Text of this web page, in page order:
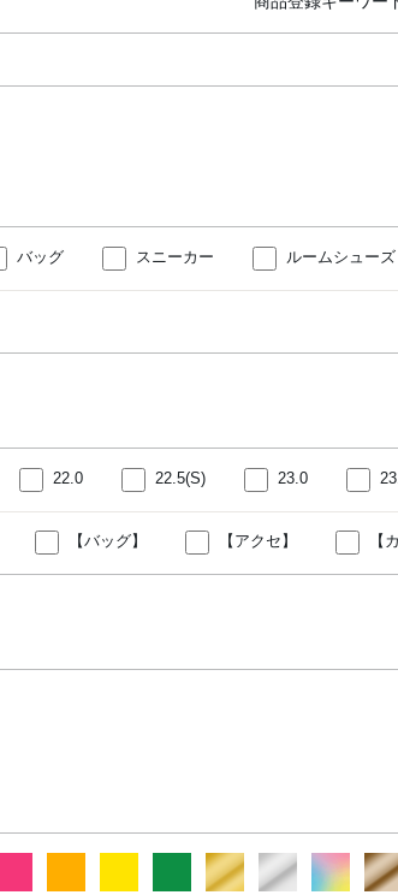
バッグ スニーカー ルームシューズ
22.0 22.5(S) 23.0
【バッグ】 【アクセ】 【